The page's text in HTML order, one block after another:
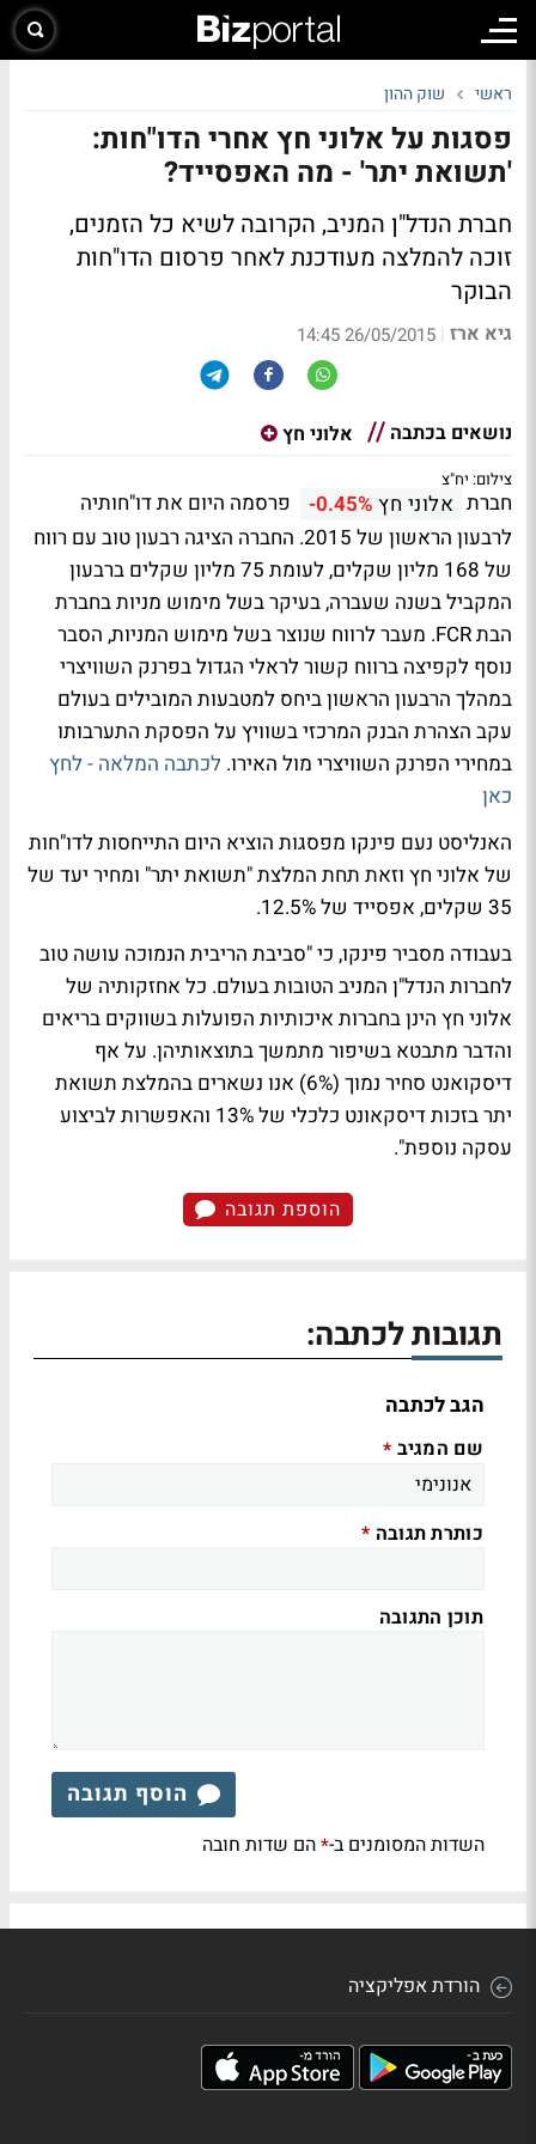
ראשי שוק ההון
פסגות על אלוני חץ אחרי הדו"חות:
'תשואת יתר' - מה האפסייד?
חברת הנדל"ן המניב, הקרובה לשיא כל הזמנים,
זוכה להמלצה מעודכנת לאחר פרסום הדו"חות
הבוקר
גיא ארז |
26/05/2015 14:45
נושאים בכתבה אלוני חץ
צילום: יח"צ
חברת אלוני חץ -0.45%
פרסמה היום את דו"חותיה
לרבעון הראשון של 2015. החברה הציגה רבעון טוב עם רווח
של 168 מליון שקלים, לעומת 75 מליון שקלים ברבעון
המקביל בשנה שעברה, בעיקר בשל מימוש מניות בחברת
הבת FCR. מעבר לרווח שנוצר בשל מימוש המניות, הסבר
נוסף לקפיצה ברווח קשור לראלי הגדול בפרנק השוויצרי
במהלך הרבעון הראשון ביחס למטבעות המובילים בעולם
עקב הצהרת הבנק המרכזי בשוויץ על הפסקת התערבותו
במחירי הפרנק השוויצרי מול האירו. לכתבה המלאה - לחץ
כאן
האנליסט נעם פינקו מפסגות הוציא היום התייחסות לדו"חות
של אלוני חץ וזאת תחת המלצת "תשואת יתר" ומחיר יעד של
35 שקלים, אפסייד של 12.5%.
בעבודה מסביר פינקו, כי "סביבת הריבית הנמוכה עושה טוב
לחברות הנדל"ן המניב הטובות בעולם. כל אחזקותיה של
אלוני חץ הינן בחברות איכותיות הפועלות בשווקים בריאים
והדבר מתבטא בשיפור מתמשך בתוצאותיהן. על אף
דיסקואנט סחיר נמוך (6%) אנו נשארים בהמלצת תשואת
יתר בזכות דיסקאונט כלכלי של 13% והאפשרות לביצוע
עסקה נוספת".
הוספת תגובה
תגובות לכתבה:
הגב לכתבה
שם המגיב *
כותרת תגובה *
תוכן התגובה
הוסף תגובה
השדות המסומנים ב-*הם שדות חובה
הורדת אפליקציה